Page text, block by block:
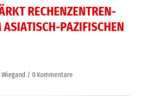
RECHENZENTREN-
ASIATISCH-PAZIFISCHEN
0 Kommentare